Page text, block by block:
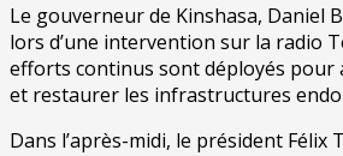
Le gouverneur de Kinshasa, Daniel
lors d’une intervention sur la radio
efforts continus sont déployés pour
et restaurer les infrastructures
Dans l’après-midi, le président Félix